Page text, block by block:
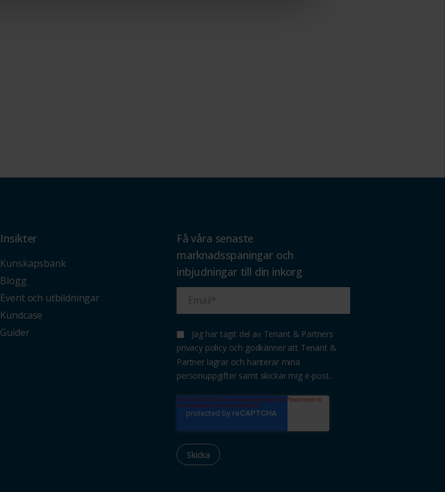
Insikter
Kunskapsbank
Blogg
Event och utbildningar
Kundcase
Guider
Få våra senaste
marknadsspaningar och
inbjudningar till din inkorg
Jag har tagit del av Tenant & Partners
privacy policy och godkänner att Tenant &
Partner lagrar och hanterar mina
personuppgifter samt skickar mig e-post.